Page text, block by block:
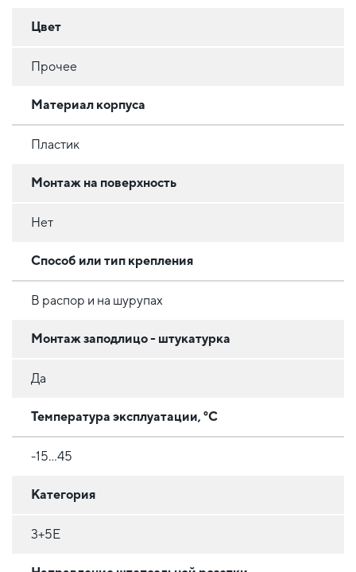
Цвет
Прочее
Материал корпуса
Пластик
Монтаж на поверхность
Нет
Способ или тип крепления
В распор и на шурупах
Монтаж заподлицо - штукатурка
Да
Температура эксплуатации, °C
-15...45
Категория
3+5Е